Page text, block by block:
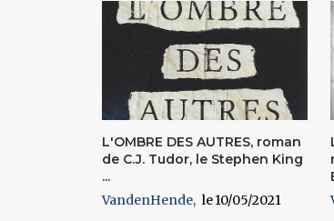
L'OMBRE DES AUTRES, roman
de C.J. Tudor, le Stephen King
...
VandenHende
10/05/2021
Pages